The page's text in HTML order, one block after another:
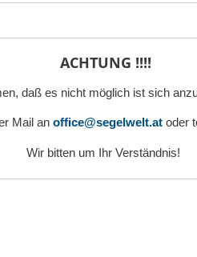
ACHTUNG !!!!
daß es nicht möglich ist sich
Mail an office@segelwelt.at oder
Wir bitten um Ihr Verständnis!